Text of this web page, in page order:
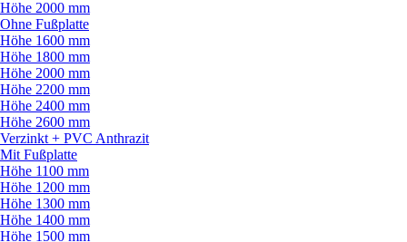
Höhe 2000 mm
Ohne Fußplatte
Höhe 1600 mm
Höhe 1800 mm
Höhe 2000 mm
Höhe 2200 mm
Höhe 2400 mm
Höhe 2600 mm
Verzinkt + PVC Anthrazit
Mit Fußplatte
Höhe 1100 mm
Höhe 1200 mm
Höhe 1300 mm
Höhe 1400 mm
Höhe 1500 mm